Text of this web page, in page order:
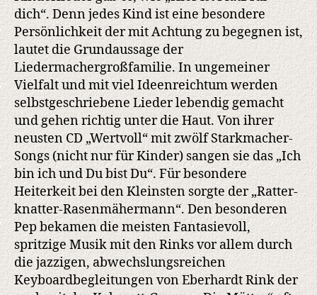
dich“. Denn jedes Kind ist eine besondere
Persönlichkeit der mit Achtung zu begegnen ist,
lautet die Grundaussage der
Liedermachergroßfamilie. In ungemeiner
Vielfalt und mit viel Ideenreichtum werden
selbstgeschriebene Lieder lebendig gemacht
und gehen richtig unter die Haut. Von ihrer
neusten CD „Wertvoll“ mit zwölf Starkmacher-
Songs (nicht nur für Kinder) sangen sie das „Ich
bin ich und Du bist Du“. Für besondere
Heiterkeit bei den Kleinsten sorgte der „Ratter-
knatter-Rasenmähermann“. Den besonderen
Pep bekamen die meisten Fantasievoll,
spritzige Musik mit den Rinks vor allem durch
die jazzigen, abwechslungsreichen
Keyboardbegleitungen von Eberhardt Rink der